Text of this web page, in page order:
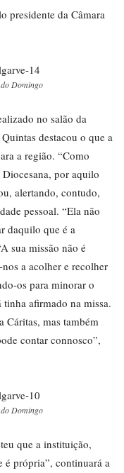
presidente da Câmara
Domingo
no salão da
destacou o que a
a região. “Como
por aquilo
alertando, contudo,
pessoal. “Ela não
daquilo que é a
sua missão não é
a acolher e recolher
os para minorar o
afirmado na missa.
Cáritas, mas também
contar connosco”,
Domingo
que a instituição,
é própria”, continuará a